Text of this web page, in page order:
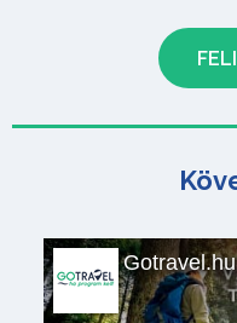
Gotravel.hu